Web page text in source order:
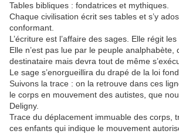
Tables bibliques : fondatrices et mythiques.
Chaque civilisation écrit ses tables et s’y
conformant.
L’écriture est l’affaire des sages. Elle régit
Elle n’est pas lue par le peuple analphabète,
destinataire mais devra tout de même
Le sage s’enorgueillira du drapé de la loi
Suivons la trace : on la retrouve dans ces
le corps en mouvement des autistes, que
Deligny.
Trace du déplacement immuable des corps,
ces enfants qui indique le mouvement